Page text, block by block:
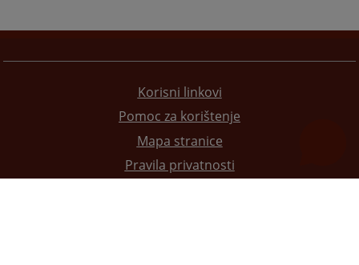
Korisni linkovi
Pomoc za korištenje
Mapa stranice
Pravila privatnosti